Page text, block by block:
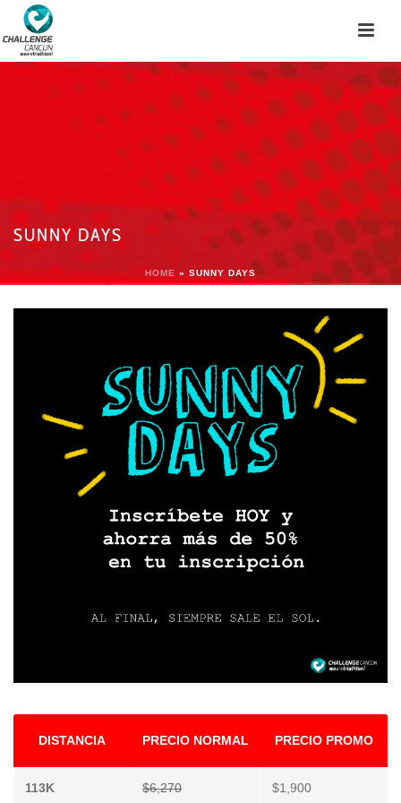
SUNNY DAYS
HOME » SUNNY DAYS
DISTANCIA PRECIO NORMAL PRECIO PROMO
113K $6,270 $1,900